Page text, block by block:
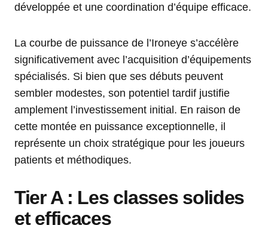
développée et une coordination d’équipe efficace.
La courbe de puissance de l’Ironeye s’accélère
significativement avec l’acquisition d’équipements
spécialisés. Si bien que ses débuts peuvent
sembler modestes, son potentiel tardif justifie
amplement l’investissement initial. En raison de
cette montée en puissance exceptionnelle, il
représente un choix stratégique pour les joueurs
patients et méthodiques.
Tier A : Les classes solides
et efficaces